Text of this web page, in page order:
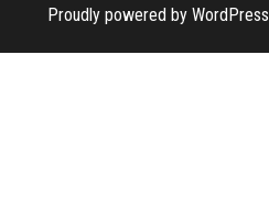
Proudly powered by WordPress